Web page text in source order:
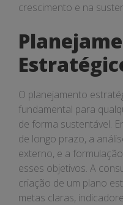
crescimento e na
O planejamento
fundamental para
de forma sustentável.
de longo prazo, a
externo, e a
esses objetivos. A
criação de um plano
metas claras,